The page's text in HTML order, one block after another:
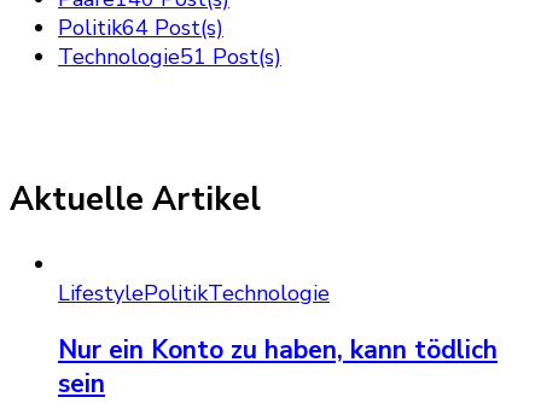
Politik64 Post(s)
Technologie51 Post(s)
Aktuelle Artikel
LifestylePolitikTechnologie
Nur ein Konto zu haben, kann tödlich
sein